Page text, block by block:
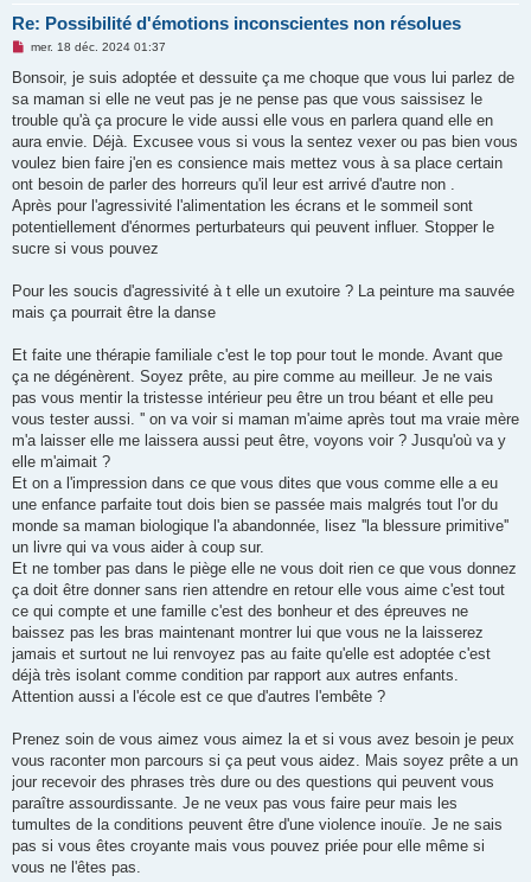
Re: Possibilité d'émotions inconscientes non résolues
M
s
a
g
n
o
l
u
mer. 18 déc. 2024 01:37
Bonsoir, je suis adoptée et dessuite ça me choque que vous lui parlez de
sa maman si elle ne veut pas je ne pense pas que vous saissisez le
trouble qu'à ça procure le vide aussi elle vous en parlera quand elle en
aura envie. Déjà. Excusee vous si vous la sentez vexer ou pas bien vous
voulez bien faire j'en es consience mais mettez vous à sa place certain
ont besoin de parler des horreurs qu'il leur est arrivé d'autre non .
Après pour l'agressivité l'alimentation les écrans et le sommeil sont
potentiellement d'énormes perturbateurs qui peuvent influer. Stopper le
sucre si vous pouvez
Pour les soucis d'agressivité à t elle un exutoire ? La peinture ma sauvée
mais ça pourrait être la danse
Et faite une thérapie familiale c'est le top pour tout le monde. Avant que
ça ne dégénèrent. Soyez prête, au pire comme au meilleur. Je ne vais
pas vous mentir la tristesse intérieur peu être un trou béant et elle peu
vous tester aussi. '' on va voir si maman m'aime après tout ma vraie mère
m'a laisser elle me laissera aussi peut être, voyons voir ? Jusqu'où va y
elle m'aimait ?
Et on a l'impression dans ce que vous dites que vous comme elle a eu
une enfance parfaite tout dois bien se passée mais malgrés tout l'or du
monde sa maman biologique l'a abandonnée, lisez ''la blessure primitive''
un livre qui va vous aider à coup sur.
Et ne tomber pas dans le piège elle ne vous doit rien ce que vous donnez
ça doit être donner sans rien attendre en retour elle vous aime c'est tout
ce qui compte et une famille c'est des bonheur et des épreuves ne
baissez pas les bras maintenant montrer lui que vous ne la laisserez
jamais et surtout ne lui renvoyez pas au faite qu'elle est adoptée c'est
déjà très isolant comme condition par rapport aux autres enfants.
Attention aussi a l'école est ce que d'autres l'embête ?
Prenez soin de vous aimez vous aimez la et si vous avez besoin je peux
vous raconter mon parcours si ça peut vous aidez. Mais soyez prête a un
jour recevoir des phrases très dure ou des questions qui peuvent vous
paraître assourdissante. Je ne veux pas vous faire peur mais les
tumultes de la conditions peuvent être d'une violence inouïe. Je ne sais
pas si vous êtes croyante mais vous pouvez priée pour elle même si
vous ne l'êtes pas.